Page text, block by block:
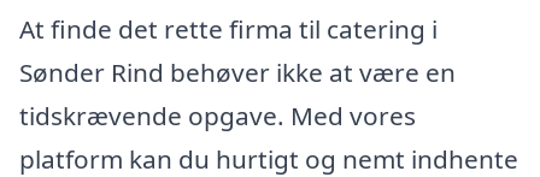
At finde det rette firma til catering i
Sønder Rind behøver ikke at være en
tidskrævende opgave. Med vores
platform kan du hurtigt og nemt indhente